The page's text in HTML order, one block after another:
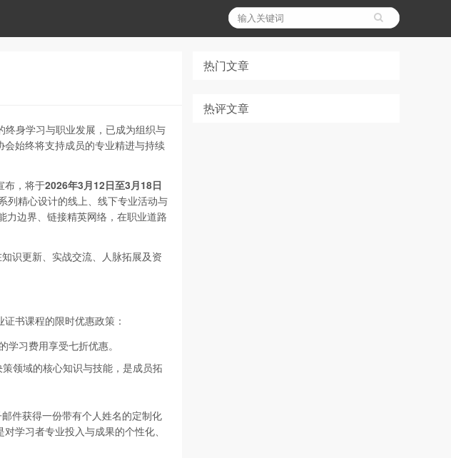
身学习与职业发展，已成为组织与
始终将支持成员的专业精进与持续
布，将于2026年3月12日至3月18日
列精心设计的线上、线下专业活动与
力边界、链接精英网络，在职业道路
识更新、实战交流、人脉拓展及资
书课程的限时优惠政策：
习费用享受七折优惠。
领域的核心知识与技能，是成员拓
件获得一份带有个人姓名的定制化
学习者专业投入与成果的个性化、
热门文章
热评文章